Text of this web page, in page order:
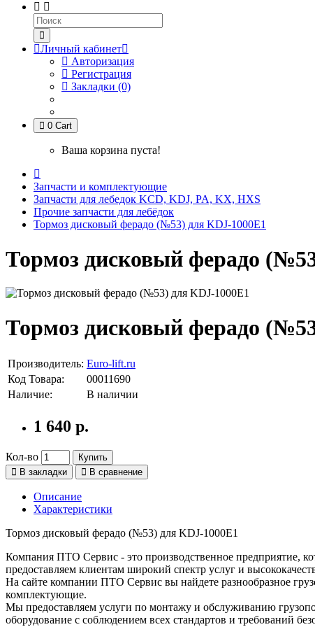
Личный кабинет
Авторизация
Регистрация
Закладки (0)
0 Cart
Ваша корзина пуста!
Запчасти и комплектующие
Запчасти для лебедок KCD, KDJ, PA, KX, HXS
Прочие запчасти для лебёдок
Тормоз дисковый ферадо (№53) для KDJ-1000E1
Тормоз дисковый ферадо
Тормоз дисковый ферадо
Производитель: Euro-lift.ru
Код Товара:
00011690
Наличие:
В наличии
1 640 р.
Кол-во
Купить
В закладки
В сравнение
Описание
Характеристики
Тормоз дисковый ферадо (№53) для KDJ-1000E1
Компания ПТО Сервис - это производственное предприятие,
предоставляем клиентам широкий спектр услуг и
На сайте компании ПТО Сервис вы найдете разнообразное
комплектующие.
Мы предоставляем услуги по монтажу и обслуживанию
оборудование с соблюдением всех стандартов и требований